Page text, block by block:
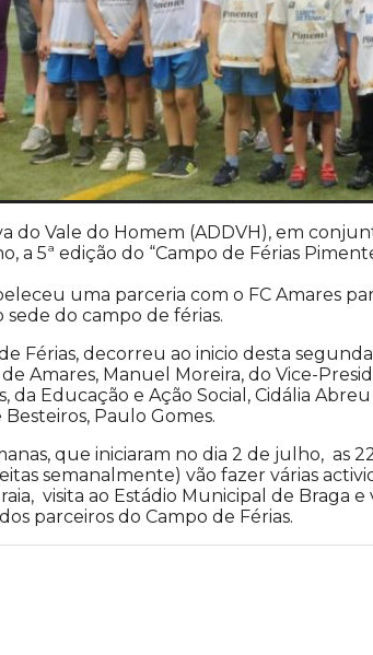
do Vale do Homem (ADDVH), em
a 5ª edição do “Campo de Férias
uma parceria com o FC Amares
do campo de férias.
Férias, decorreu ao inicio desta
Amares, Manuel Moreira, do Vice-
da Educação e Ação Social, Cidália
Paulo Gomes.
que iniciaram no dia 2 de julho, as
semanalmente) vão fazer várias
visita ao Estádio Municipal de Braga
parceiros do Campo de Férias.